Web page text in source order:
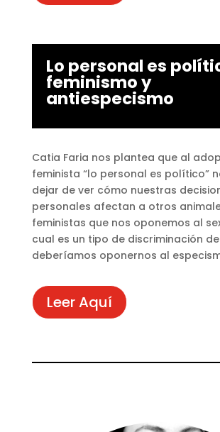
Lo personal es
feminismo y
antiespecismo
Catia Faria nos plantea que al
feminista “lo personal es político”
dejar de ver cómo nuestras
personales afectan a otros
feministas que nos oponemos al
cual es un tipo de discriminación
deberíamos oponernos al
Leer Aquí